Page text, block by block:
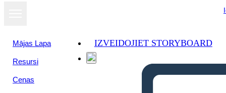
Mājas Lapa
Resursi
Cenas
IZVEIDOJIET STORYBOARD
Skatīt kā
slaidrādi